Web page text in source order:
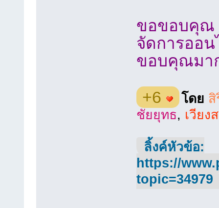
ขอขอบคุณ
จัดการออ
ขอบคุณมา
+6 โดย สิ
ชัยยุทธ, เวียง
ลิ้งค์หัวข้อ:
https://
topic=34979